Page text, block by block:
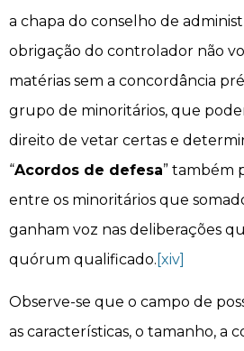
a chapa do conselho de
obrigação do controlador não
matérias sem a concordância
grupo de minoritários, que
direito de vetar certas e
“Acordos de defesa” também
entre os minoritários que
ganham voz nas deliberações
quórum qualificado. [xiv]
Observe-se que o campo de
as características, o tamanho, a